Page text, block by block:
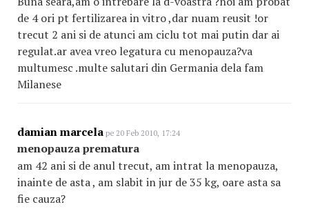
de 4 ori pt fertilizarea in vitro ,dar nuam reusit !or
trecut 2 ani si de atunci am ciclu tot mai putin dar ai
regulat.ar avea vreo legatura cu menopauza?va
multumesc .multe salutari din Germania dela fam
Milanese
damian marcela pe 20 Feb 2010, 17:24
menopauza prematura
am 42 ani si de anul trecut, am intrat la menopauza,
inainte de asta , am slabit in jur de 35 kg, oare asta sa
fie cauza?